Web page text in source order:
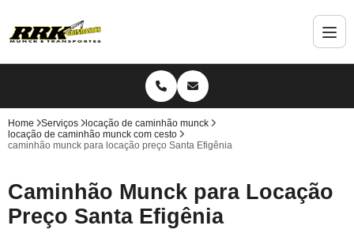
Home Serviços
locação de caminhão munck
locação de caminhão munck com cesto
caminhão munck para locação preço Santa Efigênia
Caminhão Munck para Locação
Preço Santa Efigênia